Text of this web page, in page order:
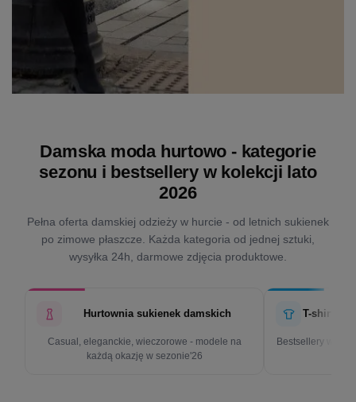
Damska moda hurtowo - kategorie
sezonu i bestsellery w kolekcji lato
2026
Pełna oferta damskiej odzieży w hurcie - od letnich sukienek
po zimowe płaszcze. Każda kategoria od jednej sztuki,
wysyłka 24h, darmowe zdjęcia produktowe.
Hurtownia sukienek damskich
Casual, eleganckie, wieczorowe - modele na
każdą okazję w sezonie'26
T-shirty
Bestsellery w